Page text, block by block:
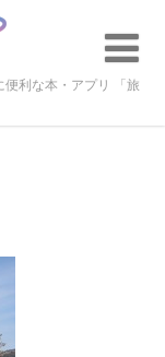
利な本・アプリ 「旅